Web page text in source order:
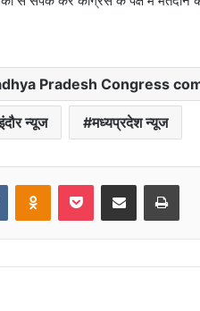
Pradesh Congress
न्यूज मध्यप्रदेश न्यूज
VKontakteOdnoklassniki
Pocket Share via Email Print